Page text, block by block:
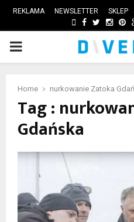
REKLAMA NEWSLETTER SKLEP
FACEBOOK
TWITTER
PRIMARY
Home nurkowanie Zatoka
Tag :
Gdańska